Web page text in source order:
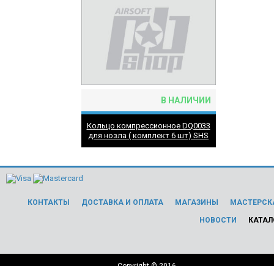
В НАЛИЧИИ
Кольцо компрессионное DQ0033
для нозла ( комплект 6 шт) SHS
КОНТАКТЫ ДОСТАВКА И ОПЛАТА МАГАЗИНЫ
НОВОСТИ